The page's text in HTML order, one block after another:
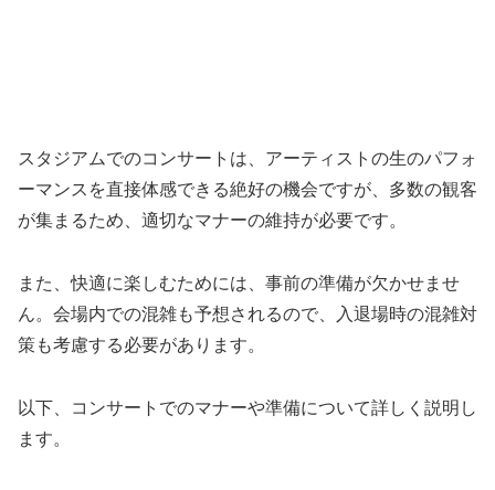
スタジアムでのコンサートは、アーティストの生のパフォ
ーマンスを直接体感できる絶好の機会ですが、多数の観客
が集まるため、適切なマナーの維持が必要です。
また、快適に楽しむためには、事前の準備が欠かせませ
ん。会場内での混雑も予想されるので、入退場時の混雑対
策も考慮する必要があります。
以下、コンサートでのマナーや準備について詳しく説明し
ます。